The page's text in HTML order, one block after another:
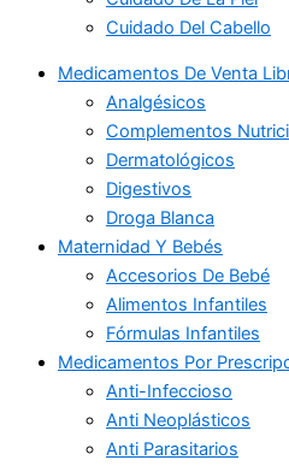
Cuidado Del Cabello
Medicamentos De Venta
Analgésicos
Complementos
Dermatológicos
Digestivos
Droga Blanca
Maternidad Y Bebés
Accesorios De Bebé
Alimentos Infantiles
Fórmulas Infantiles
Medicamentos Por
Anti-Infeccioso
Anti Neoplásticos
Anti Parasitarios